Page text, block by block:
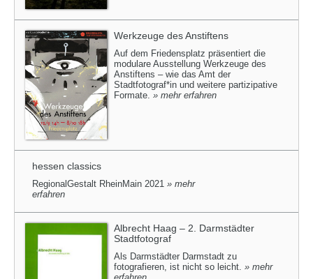
Werkzeuge des Anstiftens
Auf dem Friedensplatz präsentiert die
modulare Ausstellung Werkzeuge des
Anstiftens – wie das Amt der
Stadtfotograf*in und weitere partizipative
Formate. » mehr erfahren
hessen classics
RegionalGestalt RheinMain 2021 » mehr
erfahren
Albrecht Haag – 2. Darmstädter
Stadtfotograf
Als Darmstädter Darmstadt zu
fotografieren, ist nicht so leicht. » mehr